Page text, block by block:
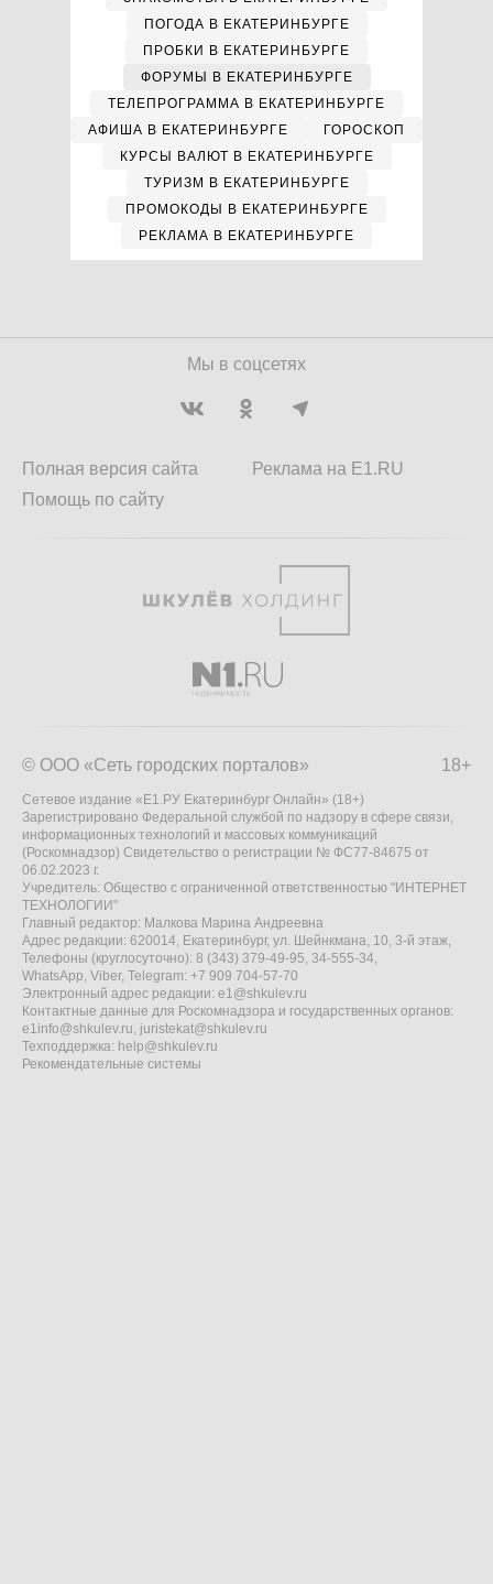
ПОГОДА В ЕКАТЕРИНБУРГЕ
ПРОБКИ В ЕКАТЕРИНБУРГЕ
ФОРУМЫ В ЕКАТЕРИНБУРГЕ
ТЕЛЕПРОГРАММА В ЕКАТЕРИНБУРГЕ
АФИША В ЕКАТЕРИНБУРГЕ
ГОРОСКОП
КУРСЫ ВАЛЮТ В ЕКАТЕРИНБУРГЕ
ТУРИЗМ В ЕКАТЕРИНБУРГЕ
ПРОМОКОДЫ В ЕКАТЕРИНБУРГЕ
РЕКЛАМА В ЕКАТЕРИНБУРГЕ
Мы в соцсетях
Полная версия сайта
Помощь по сайту
Реклама на E1.RU
18+
© ООО «Сеть городских порталов»
Сетевое издание «Е1.РУ Екатеринбург Онлайн» (18+)
Зарегистрировано Федеральной службой по надзору в сфере связи,
информационных технологий и массовых коммуникаций
(Роскомнадзор) Свидетельство о регистрации № ФС77-84675 от
06.02.2023 г.
Учредитель: Общество с ограниченной ответственностью "ИНТЕРНЕТ
ТЕХНОЛОГИИ"
Главный редактор: Малкова Марина Андреевна
Адрес редакции: 620014, Екатеринбург, ул. Шейнкмана, 10, 3-й этаж,
Телефоны (круглосуточно): 8 (343) 379-49-95, 34-555-34,
WhatsApp, Viber, Telegram: +7 909 704-57-70
Электронный адрес редакции: e1@shkulev.ru
Контактные данные для Роскомнадзора и государственных органов:
e1info@shkulev.ru, juristekat@shkulev.ru
Техподдержка: help@shkulev.ru
Рекомендательные системы